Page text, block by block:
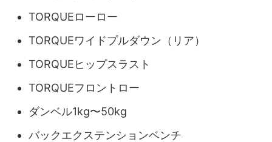
TORQUEローロー
TORQUEワイドプルダウン（リア）
TORQUEヒップスラスト
TORQUEフロントロー
ダンベル1kg〜50kg
バックエクステンションベンチ